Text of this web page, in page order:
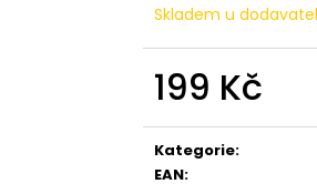
Skladem u
199 Kč
cena:
Kategorie:
EAN:
S TRUBIČKOU